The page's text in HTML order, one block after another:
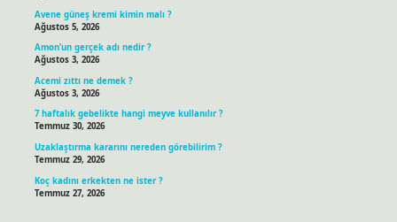
Avene güneş kremi kimin malı ?
Ağustos 5, 2026
Amon’un gerçek adı nedir ?
Ağustos 3, 2026
Acemi zıttı ne demek ?
Ağustos 3, 2026
7 haftalık gebelikte hangi meyve kullanılır ?
Temmuz 30, 2026
Uzaklaştırma kararını nereden görebilirim ?
Temmuz 29, 2026
Koç kadını erkekten ne ister ?
Temmuz 27, 2026